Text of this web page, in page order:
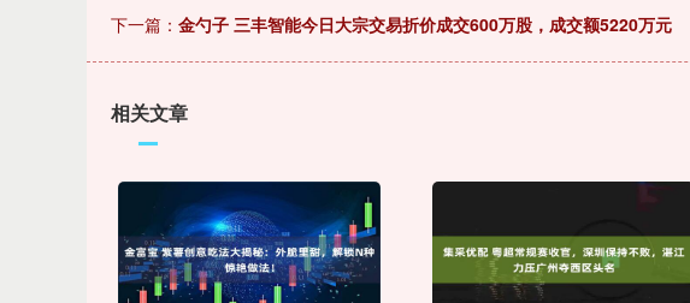
下一篇： 金勺子 三丰智能今日大宗交易折价成交600万股，成交额5220万元
相关文章